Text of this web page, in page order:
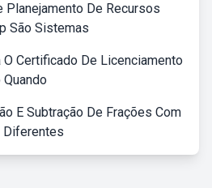
Planejamento De Recursos
São Sistemas
O Certificado De Licenciamento
E Subtração De Frações Com
Diferentes